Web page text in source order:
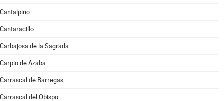
Cantalpino
Cantaracillo
Carbajosa de la Sagrada
Carpio de Azaba
Carrascal de Barregas
Carrascal del Obispo